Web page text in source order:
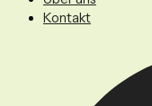
Kontakt